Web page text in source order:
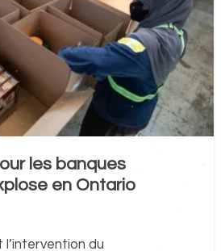
les banques
en Ontario
du